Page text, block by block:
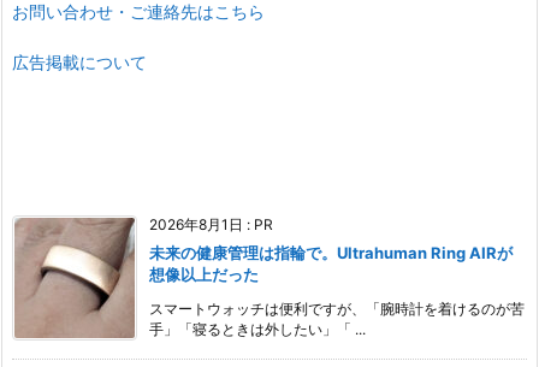
お問い合わせ・ご連絡先はこちら
広告掲載について
2026年8月1日 : PR
未来の健康管理は指輪で。Ultrahuman Ring AIRが
想像以上だった
スマートウォッチは便利ですが、「腕時計を着けるのが苦
手」「寝るときは外したい」「 ...